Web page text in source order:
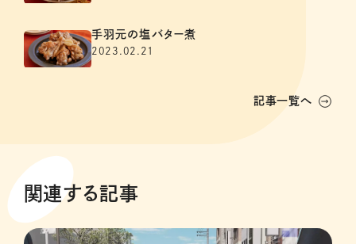
手羽元の塩バター煮
2023.02.21
記事一覧へ
関連する記事